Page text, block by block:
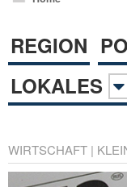
REGION
LOKALES
WIRTSCHAFT |